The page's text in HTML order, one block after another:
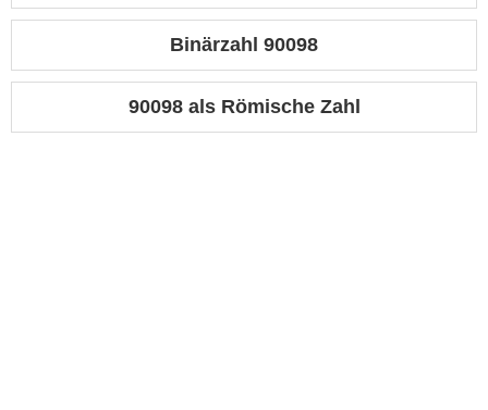
Binärzahl 90098
90098 als Römische Zahl